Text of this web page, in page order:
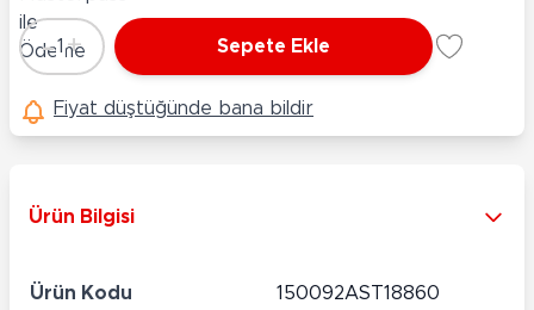
Adet
-1 + Sepete Ekle
Fiyat düştüğünde bana bildir
Ürün Bilgisi
Ürün Kodu 150092AST18860